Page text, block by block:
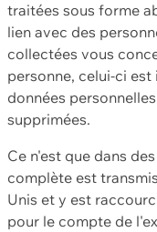
traitées sous forme
lien avec des
collectées vous
personne, celui-ci
données
supprimées.
Ce n'est que dans
complète est
Unis et y est
pour le compte de